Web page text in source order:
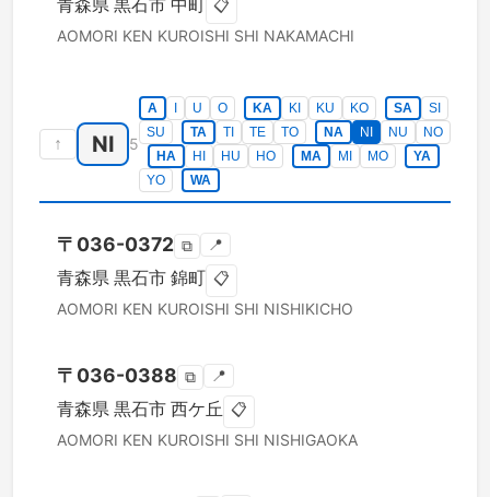
青森県 黒石市 中町 📋
AOMORI KEN KUROISHI SHI NAKAMACHI
↑ NI 5
A U O KA KI KU KO SA
SI
SU
TA TI TE TO NA NI NU
NO
HA
HI HU HO MA MI MO
YA
YO
WA
〒 036-0372 ⧉ 📍
青森県 黒石市 錦町 📋
AOMORI KEN KUROISHI SHI NISHIKICHO
〒 036-0388 ⧉ 📍
青森県 黒石市 西ケ丘 📋
AOMORI KEN KUROISHI SHI NISHIGAOKA